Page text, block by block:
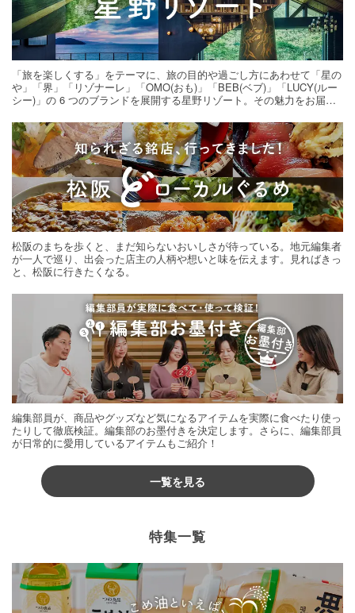
「旅を楽しくする」をテーマに、旅の目的や過ごし方にあわせて「星の
や」「界」「リゾナーレ」「OMO(おも)」「BEB(ベブ)」「LUCY(ルー
シー)」の 6 つのブランドを展開する星野リゾート。その魅力をお届け
松阪のまちを歩くと、まだ知らないおいしさが待っている。地元編集者
が一人で巡り、出会った店主の人柄や想いと味を伝えます。見ればきっ
と、松阪に行きたくなる。
編集部員が、商品やグッズなど気になるアイテムを実際に食べたり使っ
たりして徹底検証。編集部のお墨付きを決定します。さらに、編集部員
が日常的に愛用しているアイテムもご紹介！
一覧を見る
特集一覧